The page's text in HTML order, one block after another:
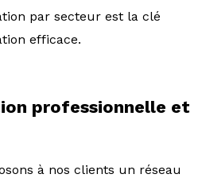
par secteur est la clé
efficace.
professionnelle et
à nos clients un réseau